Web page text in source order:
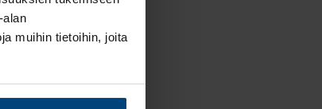
muihin tietoihin, joita